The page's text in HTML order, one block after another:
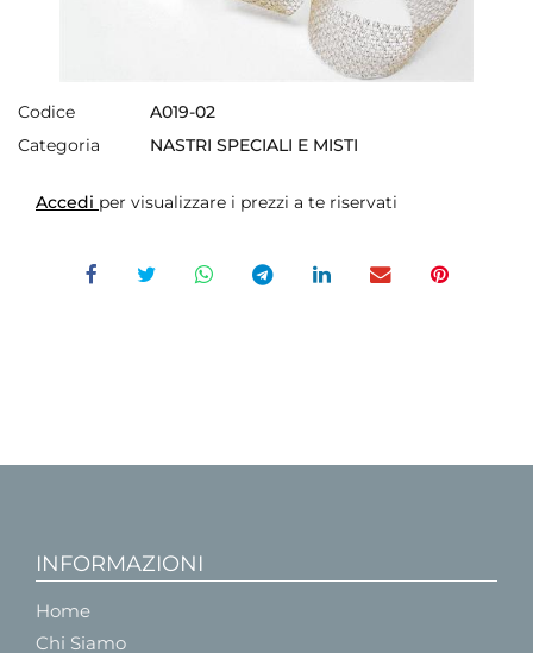
Codice
A019-02
Categoria
NASTRI SPECIALI E MISTI
Accedi per visualizzare i prezzi a te riservati
INFORMAZIONI
Home
Chi Siamo